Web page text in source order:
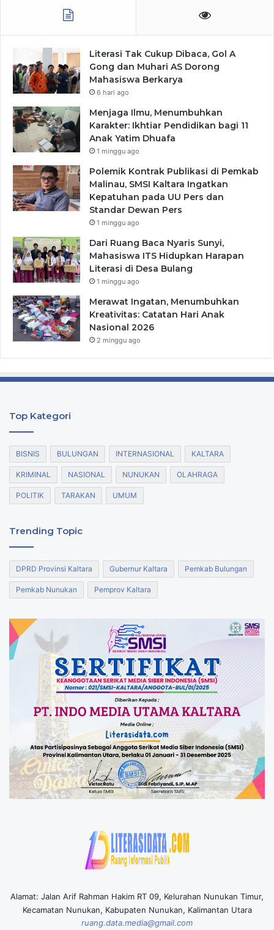
Literasi Tak Cukup Dibaca, Gol A
Gong dan Muhari AS Dorong
Mahasiswa Berkarya
6 hari ago
Menjaga Ilmu, Menumbuhkan
Karakter: Ikhtiar Pendidikan bagi 11
Anak Yatim Dhuafa
1 minggu ago
Polemik Kontrak Publikasi di Pemkab
Malinau, SMSI Kaltara Ingatkan
Kepatuhan pada UU Pers dan
Standar Dewan Pers
1 minggu ago
Dari Ruang Baca Nyaris Sunyi,
Mahasiswa ITS Hidupkan Harapan
Literasi di Desa Bulang
1 minggu ago
Merawat Ingatan, Menumbuhkan
Kreativitas: Catatan Hari Anak
Nasional 2026
2 minggu ago
Top Kategori
BISNIS BULUNGAN INTERNASIONAL KALTARA
KRIMINAL NASIONAL NUNUKAN OLAHRAGA
POLITIK TARAKAN UMUM
Trending Topic
DPRD Provinsi Kaltara Gubernur Kaltara Pemkab Bulungan
Pemkab Nunukan Pemprov Kaltara
Alamat: Jalan Arif Rahman Hakim RT 09, Kelurahan Nunukan Timur,
Kecamatan Nunukan, Kabupaten Nunukan, Kalimantan Utara
ruang.data.media@gmail.com